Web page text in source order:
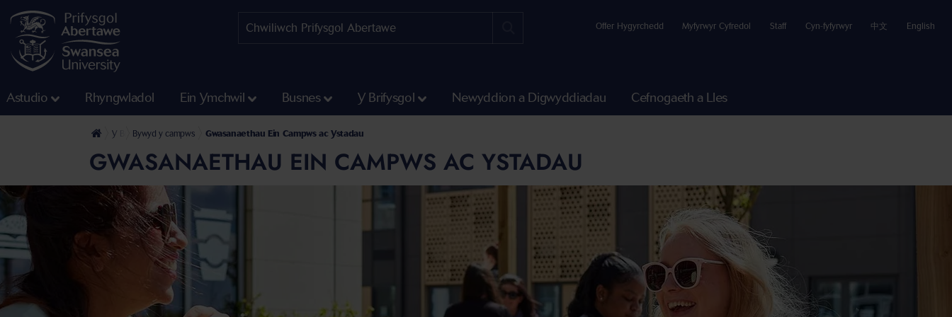
Offer Hygyrchedd Myfyrwyr Cyfredol Staff Cyn-fyfyrwyr 中文 English
Astudio Rhyngwladol Ein Ymchwil Busnes Y Brifysgol Newyddion a Digwyddiadau Cefnogaeth a Lles
Y BrifysgolBywyd y campws Gwasanaethau Ein Campws ac Ystadau
GWASANAETHAU EIN CAMPWS AC YSTADAU